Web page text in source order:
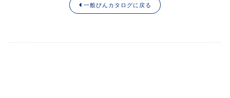
一般びんカタログに戻る